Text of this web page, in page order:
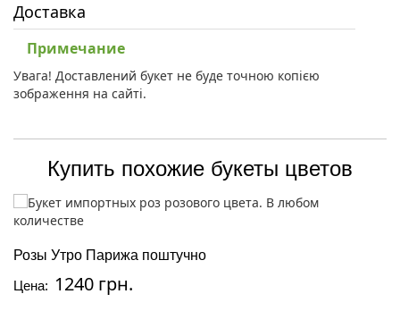
Доставка
Примечание
Увага! Доставлений букет не буде точною копією
зображення на сайті.
Купить похожие букеты цветов
Розы Утро Парижа поштучно
Цена: 1240 грн.